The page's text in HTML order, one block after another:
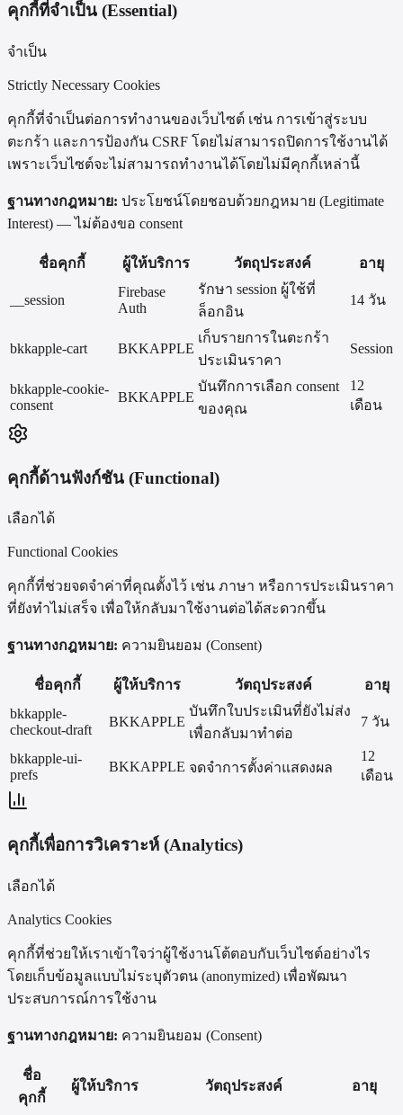
คุกกี้ที่จำเป็น (Essential)
จำเป็น
Strictly Necessary Cookies
คุกกี้ที่จำเป็นต่อการทำงานของเว็บไซต์ เช่น การเข้าสู่ระบบ
ตะกร้า และการป้องกัน CSRF โดยไม่สามารถปิดการใช้งานได้
เพราะเว็บไซต์จะไม่สามารถทำงานได้โดยไม่มีคุกกี้เหล่านี้
ฐานทางกฎหมาย: ประโยชน์โดยชอบด้วยกฎหมาย (Legitimate
Interest) — ไม่ต้องขอ consent
ชื่อคุกกี้ ผู้ให้บริการ วัตถุประสงค์ อายุ
__session
Firebase
Auth
รักษา session ผู้ใช้ที่
ล็อกอิน
14 วัน
bkkapple-cart BKKAPPLE
เก็บรายการในตะกร้า
ประเมินราคา
Session
bkkapple-cookie-
consent
BKKAPPLE
บันทึกการเลือก consent
ของคุณ
12
เดือน
คุกกี้ด้านฟังก์ชัน (Functional)
เลือกได้
Functional Cookies
คุกกี้ที่ช่วยจดจำค่าที่คุณตั้งไว้ เช่น ภาษา หรือการประเมินราคา
ที่ยังทำไม่เสร็จ เพื่อให้กลับมาใช้งานต่อได้สะดวกขึ้น
ฐานทางกฎหมาย: ความยินยอม (Consent)
ชื่อคุกกี้ ผู้ให้บริการ วัตถุประสงค์
อายุ
bkkapple-
checkout-draft
BKKAPPLE
บันทึกใบประเมินที่ยังไม่ส่ง
เพื่อกลับมาทำต่อ
7 วัน
bkkapple-ui-
prefs
BKKAPPLE จดจำการตั้งค่าแสดงผล
12
เดือน
คุกกี้เพื่อการวิเคราะห์ (Analytics)
เลือกได้
Analytics Cookies
คุกกี้ที่ช่วยให้เราเข้าใจว่าผู้ใช้งานโต้ตอบกับเว็บไซต์อย่างไร
โดยเก็บข้อมูลแบบไม่ระบุตัวตน (anonymized) เพื่อพัฒนา
ประสบการณ์การใช้งาน
ฐานทางกฎหมาย: ความยินยอม (Consent)
ชื่อ
คุกกี้
ผู้ให้บริการ วัตถุประสงค์ อายุ